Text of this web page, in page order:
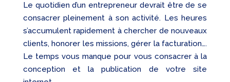
Le quotidien d’un entrepreneur devrait être de se
consacrer pleinement à son activité. Les heures
s’accumulent rapidement à chercher de nouveaux
clients, honorer les missions, gérer la facturation….
Le temps vous manque pour vous consacrer à la
conception et la publication de votre site